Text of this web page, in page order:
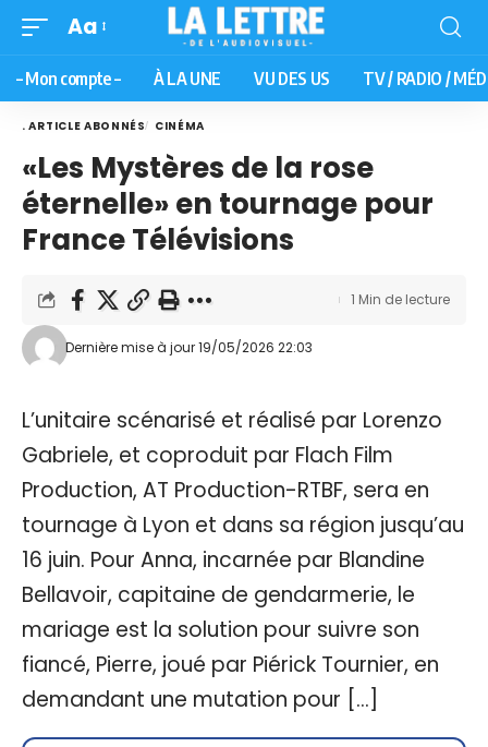
Aa
– Mon compte – À LA UNE VU DES US TV / RADIO /
. ARTICLE ABONNÉS CINÉMA
«Les Mystères de la rose
éternelle» en tournage pour
France Télévisions
Dernière mise à jour 19/05/2026 22:03
1 Min de lecture
L’unitaire scénarisé et réalisé par Lorenzo
Gabriele, et coproduit par Flach Film
Production, AT Production-RTBF, sera en
tournage à Lyon et dans sa région jusqu’au
16 juin. Pour Anna, incarnée par Blandine
Bellavoir, capitaine de gendarmerie, le
mariage est la solution pour suivre son
fiancé, Pierre, joué par Piérick Tournier, en
demandant une mutation pour […]